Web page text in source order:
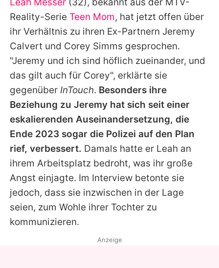
Alle Themen auf Promiflash
Jobs
App runterladen
Team
Redaktionelle Richtlinien
Impressum
Datenschutzerklärung
Utiq verwalten
Reality-Serie Teen Mom, hat jetzt offen über
ihr Verhältnis zu ihren Ex-Partnern Jeremy
Calvert und Corey Simms gesprochen.
"Jeremy und ich sind höflich zueinander, und
das gilt auch für Corey", erklärte sie
gegenüber InTouch. Besonders ihre
Beziehung zu Jeremy hat sich seit einer
eskalierenden Auseinandersetzung, die
Ende 2023 sogar die Polizei auf den Plan
rief, verbessert. Damals hatte er Leah an
ihrem Arbeitsplatz bedroht, was ihr große
Angst einjagte. Im Interview betonte sie
jedoch, dass sie inzwischen in der Lage
seien, zum Wohle ihrer Tochter zu
kommunizieren.
Anzeige